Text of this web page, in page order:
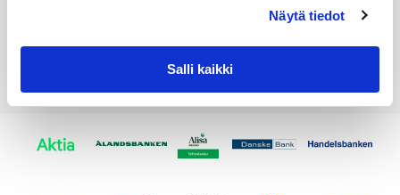
Näytä tiedot
Salli kaikki